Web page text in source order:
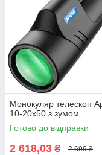
Монокуляр телескоп
10-20x50 з зумом
Готово до відправки
2 618,03 ₴ 2 699 ₴